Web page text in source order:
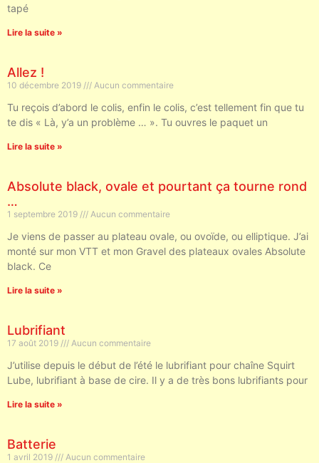
tapé
Lire la suite »
Allez !
10 décembre 2019 Aucun commentaire
Tu reçois d’abord le colis, enfin le colis, c’est tellement fin que tu
te dis « Là, y’a un problème … ». Tu ouvres le paquet un
Lire la suite »
Absolute black, ovale et pourtant ça tourne rond
…
1 septembre 2019 Aucun commentaire
Je viens de passer au plateau ovale, ou ovoïde, ou elliptique. J’ai
monté sur mon VTT et mon Gravel des plateaux ovales Absolute
black. Ce
Lire la suite »
Lubrifiant
17 août 2019 Aucun commentaire
J’utilise depuis le début de l’été le lubrifiant pour chaîne Squirt
Lube, lubrifiant à base de cire. Il y a de très bons lubrifiants pour
Lire la suite »
Batterie
1 avril 2019 Aucun commentaire